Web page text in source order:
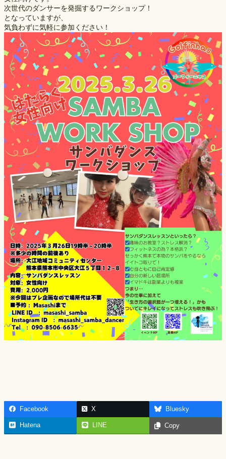
次世代のダンサーを発掘するワークショップ！
となっていますが、
気負わずに気軽に参加ください！
Facebook X Bluesky
Hatena LINE Copy